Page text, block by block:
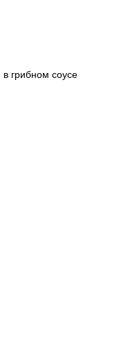
грибном соусе